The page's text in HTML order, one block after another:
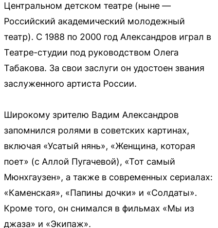
Центральном детском театре (ныне —
Российский академический молодежный
театр). С 1988 по 2000 год Александров играл в
Театре-студии под руководством Олега
Табакова. За свои заслуги он удостоен звания
заслуженного артиста России.
Широкому зрителю Вадим Александров
запомнился ролями в советских картинах,
включая «Усатый нянь», «Женщина, которая
поет» (с Аллой Пугачевой), «Тот самый
Мюнхгаузен», а также в современных сериалах:
«Каменская», «Папины дочки» и «Солдаты».
Кроме того, он снимался в фильмах «Мы из
джаза» и «Экипаж».